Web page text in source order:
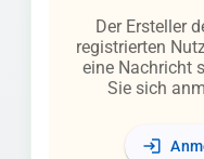
Der Ersteller
registrierten
eine Nachricht
Sie sich
login